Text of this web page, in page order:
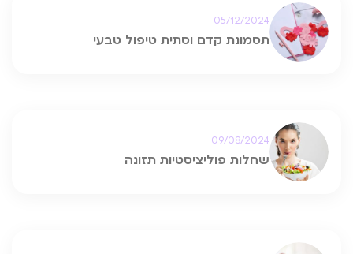
תסמונת קדם וסתית טיפול טבעי
05/12/2024
שחלות פוליציסטיות תזונה
09/08/2024